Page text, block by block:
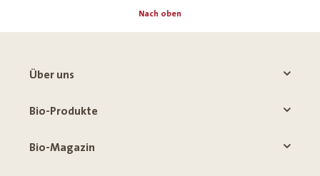
Nach oben
Über uns
Bio-Produkte
Bio-Magazin